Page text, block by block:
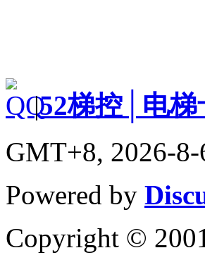
|52梯控│电
GMT+8, 2026-8-
Powered by
Copyright ©